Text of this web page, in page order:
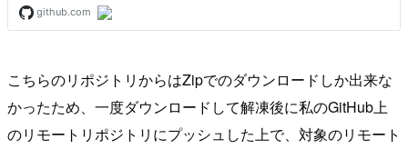
こちらのリポジトリからはZipでのダウンロードしか出来な
かったため、一度ダウンロードして解凍後に私のGitHub上
のリモートリポジトリにプッシュした上で、対象のリモート